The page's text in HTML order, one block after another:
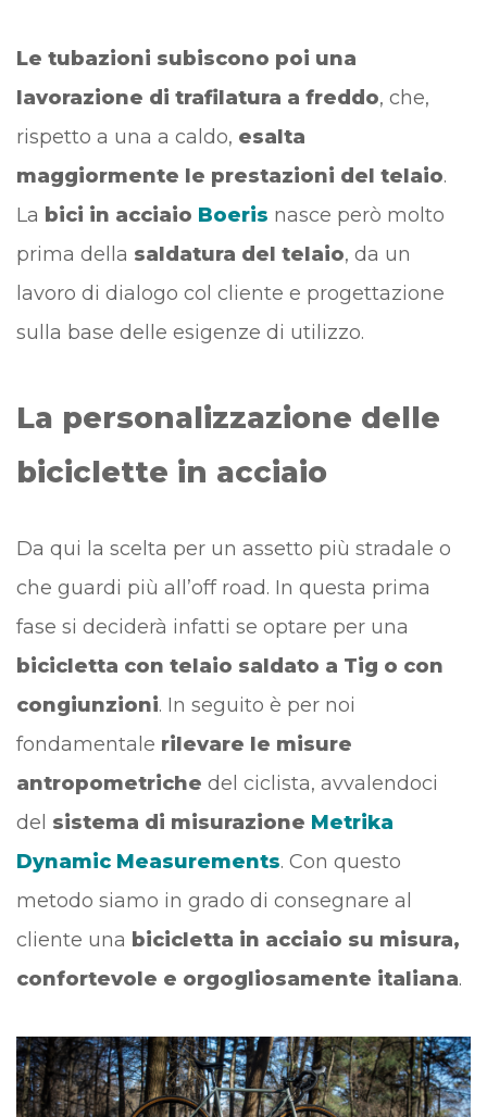
Le tubazioni subiscono poi una
lavorazione di trafilatura a freddo, che,
rispetto a una a caldo, esalta
maggiormente le prestazioni del telaio.
La bici in acciaio Boeris nasce però molto
prima della saldatura del telaio, da un
lavoro di dialogo col cliente e progettazione
sulla base delle esigenze di utilizzo.
La personalizzazione delle
biciclette in acciaio
Da qui la scelta per un assetto più stradale o
che guardi più all’off road. In questa prima
fase si deciderà infatti se optare per una
bicicletta con telaio saldato a Tig o con
congiunzioni. In seguito è per noi
fondamentale rilevare le misure
antropometriche del ciclista, avvalendoci
del sistema di misurazione Metrika
Dynamic Measurements. Con questo
metodo siamo in grado di consegnare al
cliente una bicicletta in acciaio su misura,
confortevole e orgogliosamente italiana.